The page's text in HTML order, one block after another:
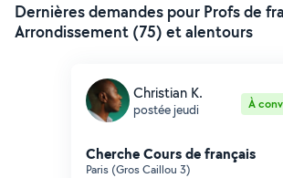
Dernières demandes pour Profs de
Arrondissement (75) et alentours
Christian K.
postée jeudi À
Cherche Cours de français
Paris (Gros Caillou 3)